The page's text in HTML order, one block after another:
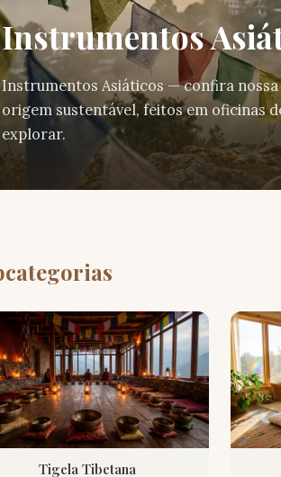
Instrumentos
Instrumentos Asiáticos — confira
origem sustentável, feitos em oficinas
explorar.
Tigela Tibetana